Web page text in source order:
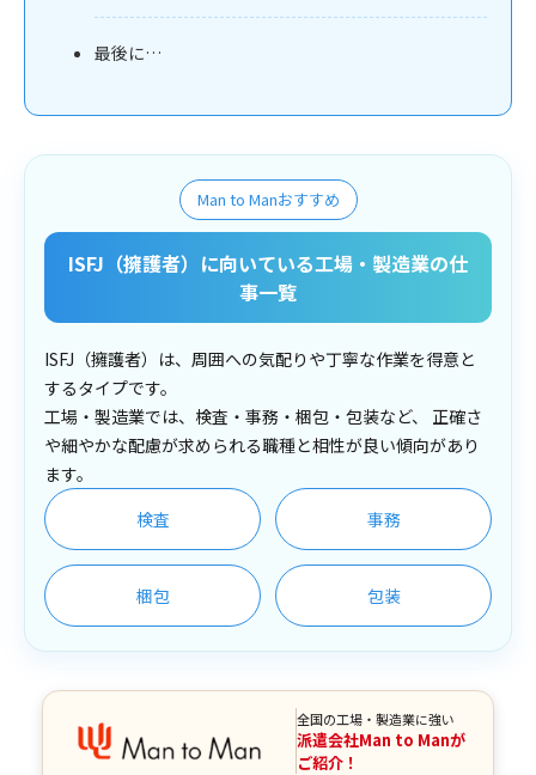
最後に…
Man to Manおすすめ
ISFJ（擁護者）に向いている工場・製造業の仕
事一覧
ISFJ（擁護者）は、周囲への気配りや丁寧な作業を得意と
するタイプです。
工場・製造業では、検査・事務・梱包・包装など、 正確さ
や細やかな配慮が求められる職種と相性が良い傾向があり
ます。
検査
事務
梱包 包装
全国の工場・製造業に強い
派遣会社Man to Manが
ご紹介！